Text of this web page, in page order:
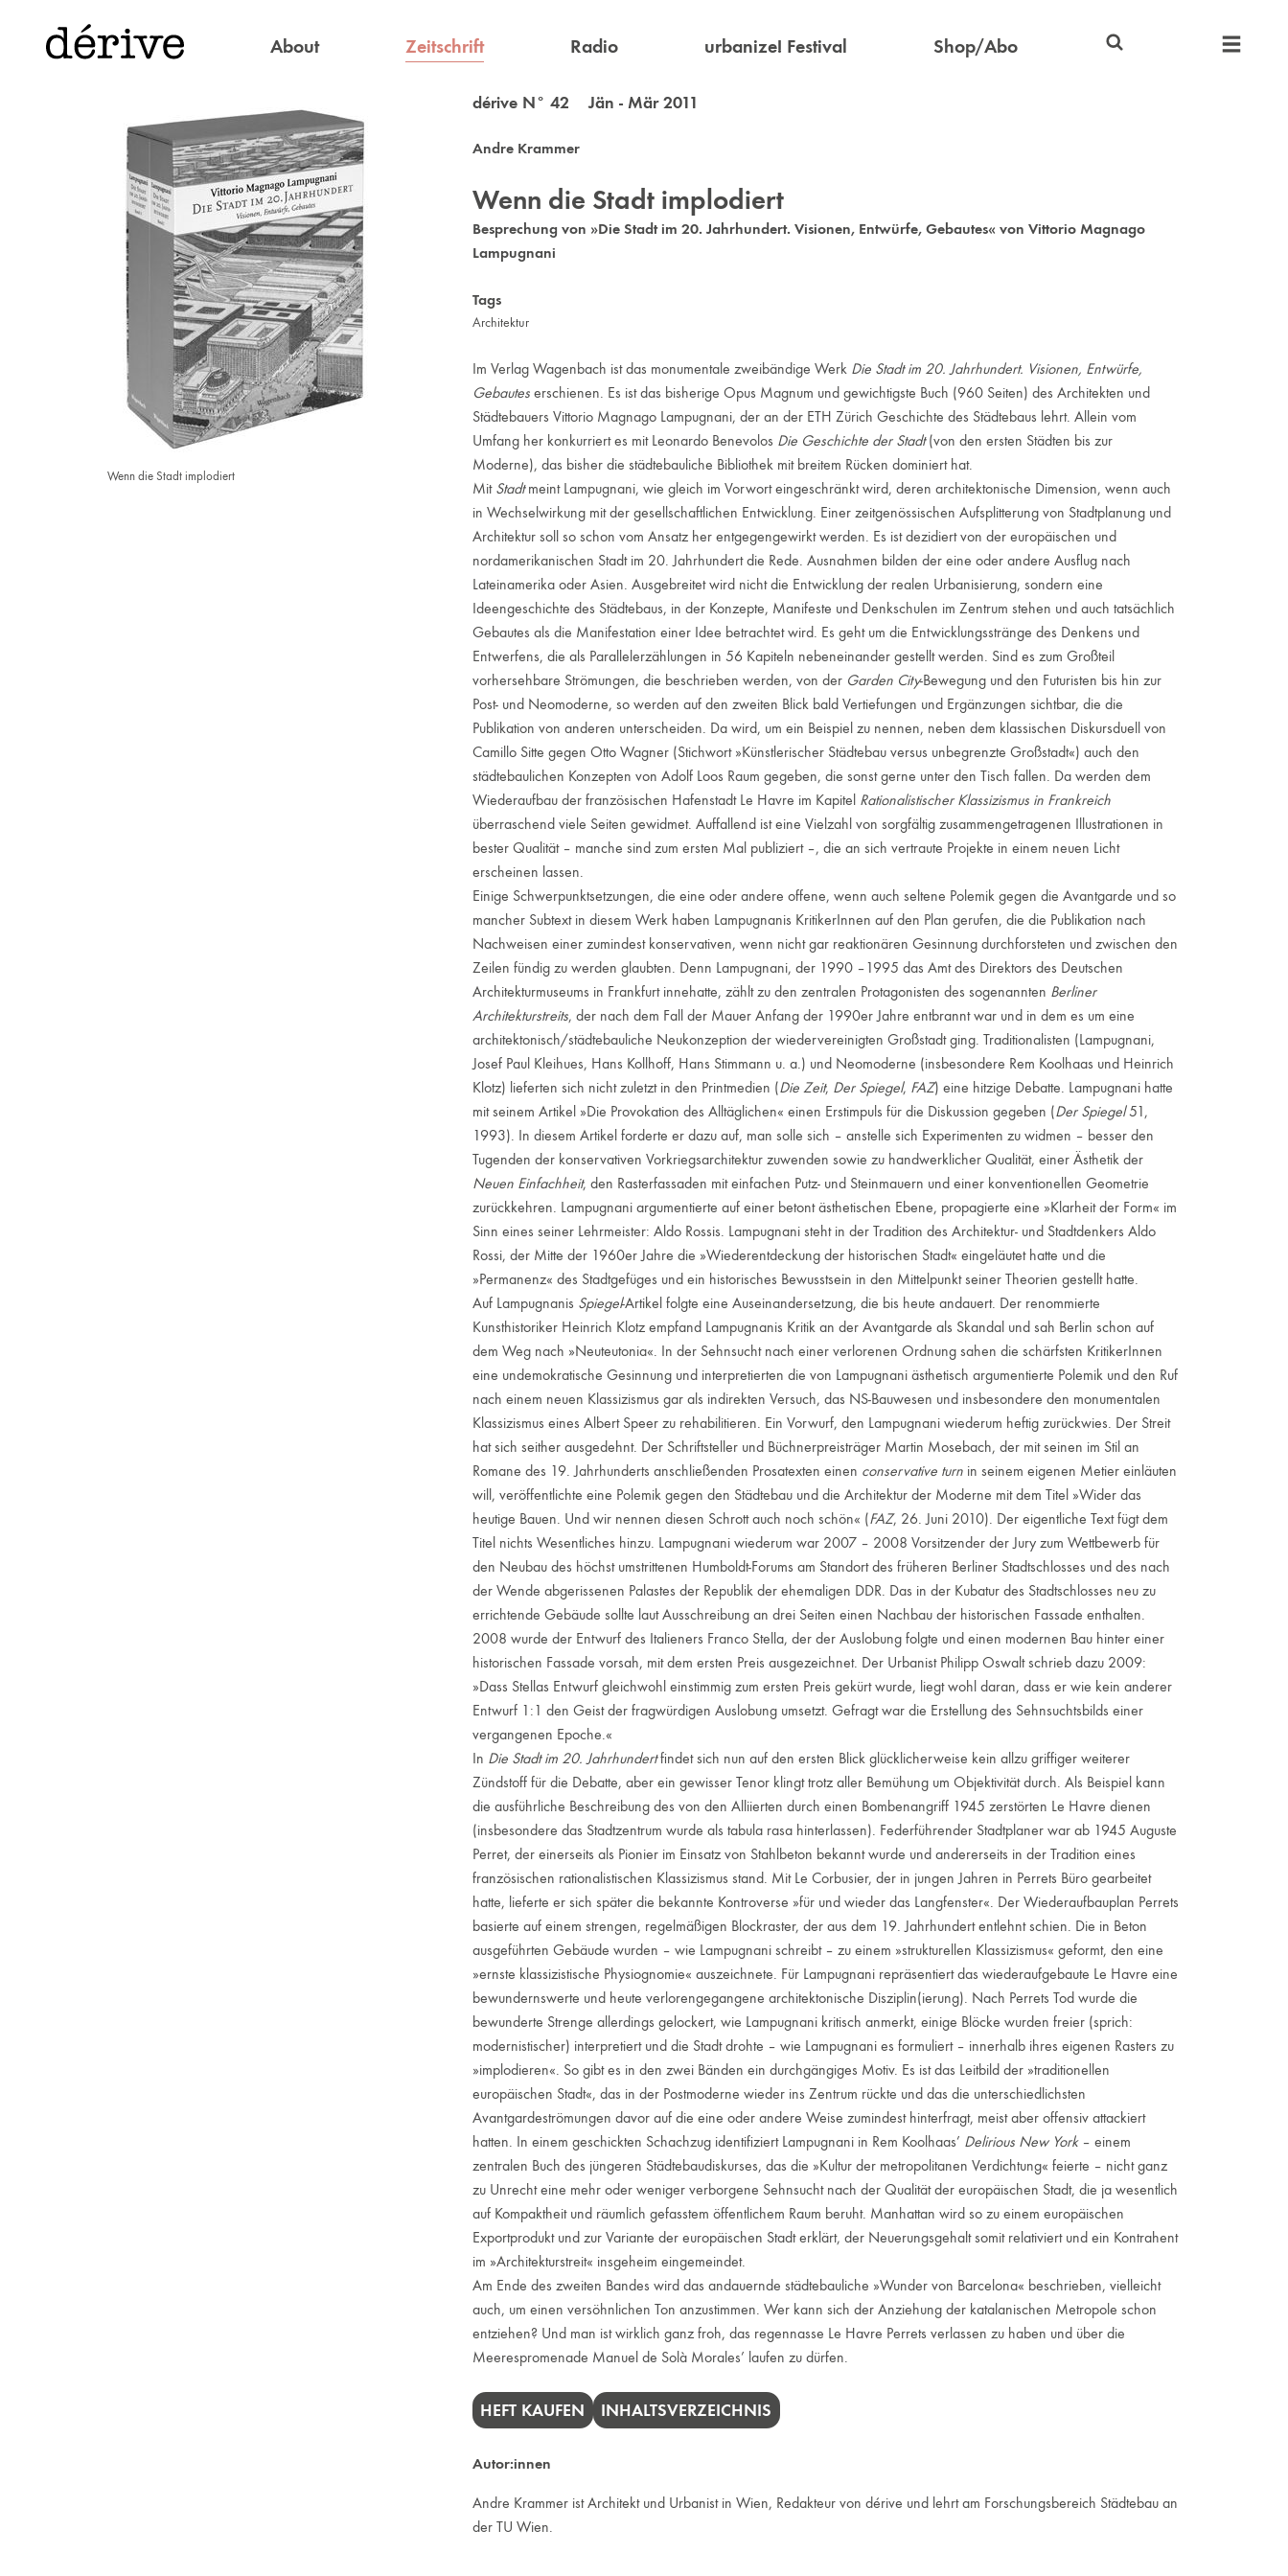
About Zeitschrift Radio urbanize! Festival Shop/Abo
Wenn die Stadt implodiert
dérive N° 42 Jän - Mär 2011
Andre Krammer
Wenn die Stadt implodiert
Besprechung von »Die Stadt im 20. Jahrhundert. Visionen, Entwürfe, Gebautes« von Vittorio Magnago
Lampugnani
Tags
Architektur
Im Verlag Wagenbach ist das monumentale zweibändige Werk Die Stadt im 20. Jahrhundert. Visionen, Entwürfe,
Gebauteserschienen. Es ist das bisherige Opus Magnum und gewichtigste Buch (960 Seiten) des Architekten und
Städtebauers Vittorio Magnago Lampugnani, der an der ETH Zürich Geschichte des Städtebaus lehrt. Allein vom
Umfang her konkurriert es mit Leonardo Benevolos Die Geschichte der Stadt(von den ersten Städten bis zur
Moderne), das bisher die städtebauliche Bibliothek mit breitem Rücken dominiert hat.
Mit Stadtmeint Lampugnani, wie gleich im Vorwort eingeschränkt wird, deren architektonische Dimension, wenn auch
in Wechselwirkung mit der gesellschaftlichen Entwicklung. Einer zeitgenössischen Aufsplitterung von Stadtplanung und
Architektur soll so schon vom Ansatz her entgegengewirkt werden. Es ist dezidiert von der europäischen und
nordamerikanischen Stadt im 20. Jahrhundert die Rede. Ausnahmen bilden der eine oder andere Ausflug nach
Lateinamerika oder Asien. Ausgebreitet wird nicht die Entwicklung der realen Urbanisierung, sondern eine
Ideengeschichte des Städtebaus, in der Konzepte, Manifeste und Denkschulen im Zentrum stehen und auch tatsächlich
Gebautes als die Manifestation einer Idee betrachtet wird. Es geht um die Entwicklungsstränge des Denkens und
Entwerfens, die als Parallelerzählungen in 56 Kapiteln nebeneinander gestellt werden. Sind es zum Großteil
vorhersehbare Strömungen, die beschrieben werden, von der Garden City-Bewegung und den Futuristen bis hin zur
Post- und Neomoderne, so werden auf den zweiten Blick bald Vertiefungen und Ergänzungen sichtbar, die die
Publikation von anderen unterscheiden. Da wird, um ein Beispiel zu nennen, neben dem klassischen Diskursduell von
Camillo Sitte gegen Otto Wagner (Stichwort »Künstlerischer Städtebau versus unbegrenzte Großstadt«) auch den
städtebaulichen Konzepten von Adolf Loos Raum gegeben, die sonst gerne unter den Tisch fallen. Da werden dem
Wiederaufbau der französischen Hafenstadt Le Havre im Kapitel Rationalistischer Klassizismus in Frankreich
überraschend viele Seiten gewidmet. Auffallend ist eine Vielzahl von sorgfältig zusammengetragenen Illustrationen in
bester Qualität – manche sind zum ersten Mal publiziert –, die an sich vertraute Projekte in einem neuen Licht
erscheinen lassen.
Einige Schwerpunktsetzungen, die eine oder andere offene, wenn auch seltene Polemik gegen die Avantgarde und so
mancher Subtext in diesem Werk haben Lampugnanis KritikerInnen auf den Plan gerufen, die die Publikation nach
Nachweisen einer zumindest konservativen, wenn nicht gar reaktionären Gesinnung durchforsteten und zwischen den
Zeilen fündig zu werden glaubten. Denn Lampugnani, der 1990 –1995 das Amt des Direktors des Deutschen
Architekturmuseums in Frankfurt innehatte, zählt zu den zentralen Protagonisten des sogenannten Berliner
Architekturstreits, der nach dem Fall der Mauer Anfang der 1990er Jahre entbrannt war und in dem es um eine
architektonisch/städtebauliche Neukonzeption der wiedervereinigten Großstadt ging. Traditionalisten (Lampugnani,
Josef Paul Kleihues, Hans Kollhoff, Hans Stimmann u. a.) und Neomoderne (insbesondere Rem Koolhaas und Heinrich
Klotz) lieferten sich nicht zuletzt in den Printmedien (Die Zeit, Der Spiegel, FAZ) eine hitzige Debatte. Lampugnani hatte
mit seinem Artikel »Die Provokation des Alltäglichen« einen Erstimpuls für die Diskussion gegeben (Der Spiegel51,
1993). In diesem Artikel forderte er dazu auf, man solle sich – anstelle sich Experimenten zu widmen – besser den
Tugenden der konservativen Vorkriegsarchitektur zuwenden sowie zu handwerklicher Qualität, einer Ästhetik der
Neuen Einfachheit, den Rasterfassaden mit einfachen Putz- und Steinmauern und einer konventionellen Geometrie
zurückkehren. Lampugnani argumentierte auf einer betont ästhetischen Ebene, propagierte eine »Klarheit der Form« im
Sinn eines seiner Lehrmeister: Aldo Rossis. Lampugnani steht in der Tradition des Architektur- und Stadtdenkers Aldo
Rossi, der Mitte der 1960er Jahre die »Wiederentdeckung der historischen Stadt« eingeläutet hatte und die
»Permanenz« des Stadtgefüges und ein historisches Bewusstsein in den Mittelpunkt seiner Theorien gestellt hatte.
Auf Lampugnanis Spiegel-Artikel folgte eine Auseinandersetzung, die bis heute andauert. Der renommierte
Kunsthistoriker Heinrich Klotz empfand Lampugnanis Kritik an der Avantgarde als Skandal und sah Berlin schon auf
dem Weg nach »Neuteutonia«. In der Sehnsucht nach einer verlorenen Ordnung sahen die schärfsten KritikerInnen
eine undemokratische Gesinnung und interpretierten die von Lampugnani ästhetisch argumentierte Polemik und den Ruf
nach einem neuen Klassizismus gar als indirekten Versuch, das NS-Bauwesen und insbesondere den monumentalen
Klassizismus eines Albert Speer zu rehabilitieren. Ein Vorwurf, den Lampugnani wiederum heftig zurückwies. Der Streit
hat sich seither ausgedehnt. Der Schriftsteller und Büchnerpreisträger Martin Mosebach, der mit seinen im Stil an
Romane des 19. Jahrhunderts anschließenden Prosatexten einen conservative turnin seinem eigenen Metier einläuten
will, veröffentlichte eine Polemik gegen den Städtebau und die Architektur der Moderne mit dem Titel »Wider das
heutige Bauen. Und wir nennen diesen Schrott auch noch schön« (FAZ, 26. Juni 2010). Der eigentliche Text fügt dem
Titel nichts Wesentliches hinzu. Lampugnani wiederum war 2007 – 2008 Vorsitzender der Jury zum Wettbewerb für
den Neubau des höchst umstrittenen Humboldt-Forums am Standort des früheren Berliner Stadtschlosses und des nach
der Wende abgerissenen Palastes der Republik der ehemaligen DDR. Das in der Kubatur des Stadtschlosses neu zu
errichtende Gebäude sollte laut Ausschreibung an drei Seiten einen Nachbau der historischen Fassade enthalten.
2008 wurde der Entwurf des Italieners Franco Stella, der der Auslobung folgte und einen modernen Bau hinter einer
historischen Fassade vorsah, mit dem ersten Preis ausgezeichnet. Der Urbanist Philipp Oswalt schrieb dazu 2009:
»Dass Stellas Entwurf gleichwohl einstimmig zum ersten Preis gekürt wurde, liegt wohl daran, dass er wie kein anderer
Entwurf 1:1 den Geist der fragwürdigen Auslobung umsetzt. Gefragt war die Erstellung des Sehnsuchtsbilds einer
vergangenen Epoche.«
In Die Stadt im 20. Jahrhundertfindet sich nun auf den ersten Blick glücklicherweise kein allzu griffiger weiterer
Zündstoff für die Debatte, aber ein gewisser Tenor klingt trotz aller Bemühung um Objektivität durch. Als Beispiel kann
die ausführliche Beschreibung des von den Alliierten durch einen Bombenangriff 1945 zerstörten Le Havre dienen
(insbesondere das Stadtzentrum wurde als tabula rasa hinterlassen). Federführender Stadtplaner war ab 1945 Auguste
Perret, der einerseits als Pionier im Einsatz von Stahlbeton bekannt wurde und andererseits in der Tradition eines
französischen rationalistischen Klassizismus stand. Mit Le Corbusier, der in jungen Jahren in Perrets Büro gearbeitet
hatte, lieferte er sich später die bekannte Kontroverse »für und wieder das Langfenster«. Der Wiederaufbauplan Perrets
basierte auf einem strengen, regelmäßigen Blockraster, der aus dem 19. Jahrhundert entlehnt schien. Die in Beton
ausgeführten Gebäude wurden – wie Lampugnani schreibt – zu einem »strukturellen Klassizismus« geformt, den eine
»ernste klassizistische Physiognomie« auszeichnete. Für Lampugnani repräsentiert das wiederaufgebaute Le Havre eine
bewundernswerte und heute verlorengegangene architektonische Disziplin(ierung). Nach Perrets Tod wurde die
bewunderte Strenge allerdings gelockert, wie Lampugnani kritisch anmerkt, einige Blöcke wurden freier (sprich:
modernistischer) interpretiert und die Stadt drohte – wie Lampugnani es formuliert – innerhalb ihres eigenen Rasters zu
»implodieren«. So gibt es in den zwei Bänden ein durchgängiges Motiv. Es ist das Leitbild der »traditionellen
europäischen Stadt«, das in der Postmoderne wieder ins Zentrum rückte und das die unterschiedlichsten
Avantgardeströmungen davor auf die eine oder andere Weise zumindest hinterfragt, meist aber offensiv attackiert
hatten. In einem geschickten Schachzug identifiziert Lampugnani in Rem Koolhaas’ Delirious New York– einem
zentralen Buch des jüngeren Städtebaudiskurses, das die »Kultur der metropolitanen Verdichtung« feierte – nicht ganz
zu Unrecht eine mehr oder weniger verborgene Sehnsucht nach der Qualität der europäischen Stadt, die ja wesentlich
auf Kompaktheit und räumlich gefasstem öffentlichem Raum beruht. Manhattan wird so zu einem europäischen
Exportprodukt und zur Variante der europäischen Stadt erklärt, der Neuerungsgehalt somit relativiert und ein Kontrahent
im »Architekturstreit« insgeheim eingemeindet.
Am Ende des zweiten Bandes wird das andauernde städtebauliche »Wunder von Barcelona« beschrieben, vielleicht
auch, um einen versöhnlichen Ton anzustimmen. Wer kann sich der Anziehung der katalanischen Metropole schon
entziehen? Und man ist wirklich ganz froh, das regennasse Le Havre Perrets verlassen zu haben und über die
Meerespromenade Manuel de Solà Morales’ laufen zu dürfen.
HEFT KAUFEN INHALTSVERZEICHNIS
Autor:innen
Andre Krammer ist Architekt und Urbanist in Wien, Redakteur von dérive und lehrt am Forschungsbereich Städtebau an
der TU Wien.